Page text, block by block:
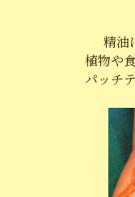
精油
植物や
パッチ